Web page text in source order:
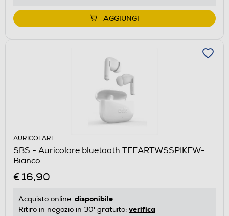
AGGIUNGI
AURICOLARI
SBS - Auricolare bluetooth TEEARTWSSPIKEW-
Bianco
€ 16,90
Acquisto online: disponibile
Ritiro in negozio in 30' gratuito: verifica